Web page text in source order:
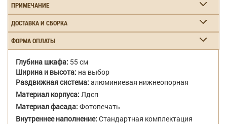
ПРИМЕЧАНИЕ
ДОСТАВКА И СБОРКА
ФОРМА ОПЛАТЫ
Глубина шкафа: 55 см
Ширина и высота: на выбор
Раздвижная система: алюминиевая нижнеопорная
Материал корпуса: Лдсп
Материал фасада: Фотопечать
Внутреннее наполнение: Стандартная комплектация